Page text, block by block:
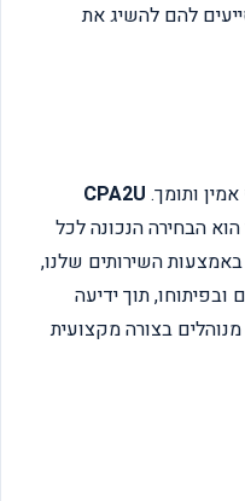
להם להשיג את
ותומך.CPA2U
הבחירה הנכונה לכל
השירותים שלנו,
תוך ידיעה
בצורה מקצועית